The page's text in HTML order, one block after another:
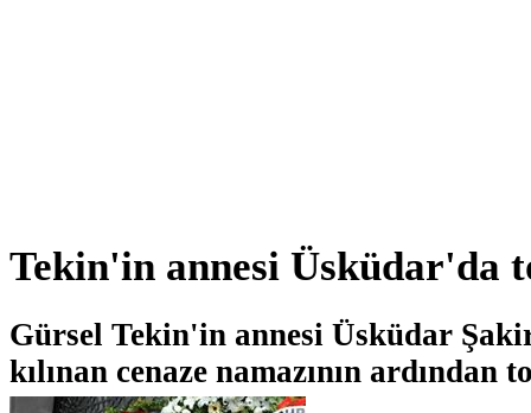
Tekin'in annesi Üsküdar'da
Gürsel Tekin'in annesi Üsküdar
kılınan cenaze namazının ardından